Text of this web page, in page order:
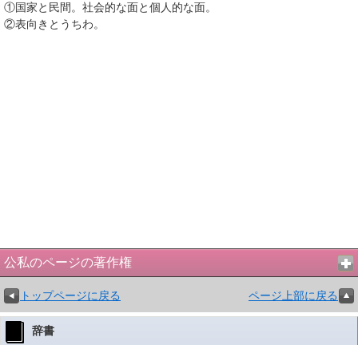
①国家と民間。社会的な面と個人的な面。
②表向きとうちわ。
公私のページの著作権
トップページに戻る ページ上部に戻る
辞書